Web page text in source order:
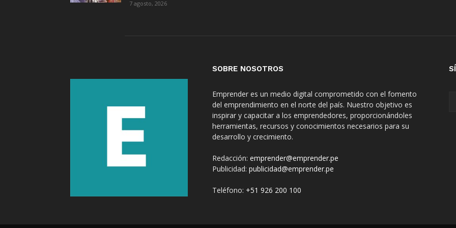
7 agosto, 2026
SOBRE NOSOTROS
Emprender es un medio digital comprometido con el fomento
del emprendimiento en el norte del país. Nuestro objetivo es
inspirar y capacitar a los emprendedores, proporcionándoles
herramientas, recursos y conocimientos necesarios para su
desarrollo y crecimiento.
Redacción: emprender@emprender.pe
Publicidad: publicidad@emprender.pe
Teléfono: +51 926 200 100